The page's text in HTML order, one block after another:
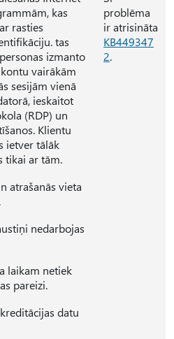
kas
rasties
tas
izmanto
vairākām
sesijām vienā
ieskaitot
(RDP) un
Klientu
ietver tālāk
tikai ar tām.
atrašanās vieta
nedarbojas
laikam netiek
pareizi.
datu
problēma
ir atrisināta
KB449347
2.